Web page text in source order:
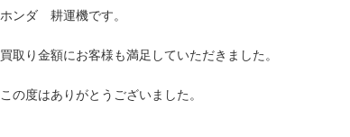
ホンダ 耕運機です。
買取り金額にお客様も満足していただきました。
この度はありがとうございました。